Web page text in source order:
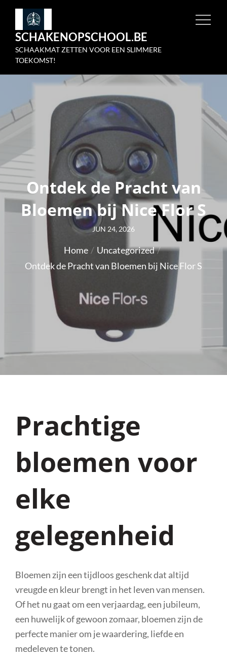
Skip
contentSCHAKENOPSCHOOL.BE
SCHAAKMAT ZETTEN VOOR EEN SLIMMERE
TOEKOMST!
Ontdek de Pracht van
Bloemen bij Nice Flor S
Posted
JUN 24, 2026
Home
Uncategorized
Ontdek de Pracht van Bloemen bij Nice Flor S
Prachtige
bloemen voor
elke
gelegenheid
Bloemen zijn een tijdloos geschenk dat altijd
vreugde en kleur brengt in het leven van mensen.
Of het nu gaat om een verjaardag, een jubileum,
een huwelijk of gewoon zomaar, bloemen zijn de
perfecte manier om je waardering, liefde en
medeleven te tonen.